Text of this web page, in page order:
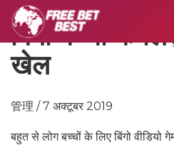
बिंगो बच्चों के
खेल
管理 / 7 अक्टूबर 2019
बहुत से लोग बच्चों के लिए बिंगो वीडियो